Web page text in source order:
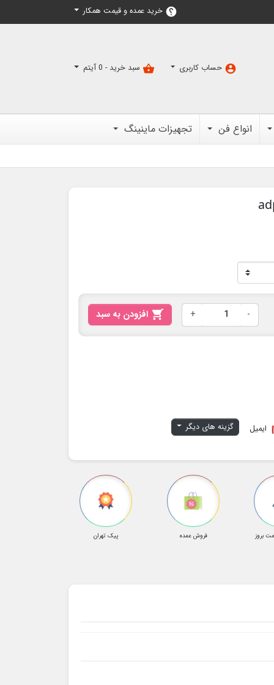
help خرید عمده و قیمت همکار
account_circle حساب کاربری shopping_basket سبد خرید - 0 آیتم
انواع فن تجهیزات ماینینگ
-
+

ایمیل گزینه های دیگر
بروز فروش عمده پیک تهران